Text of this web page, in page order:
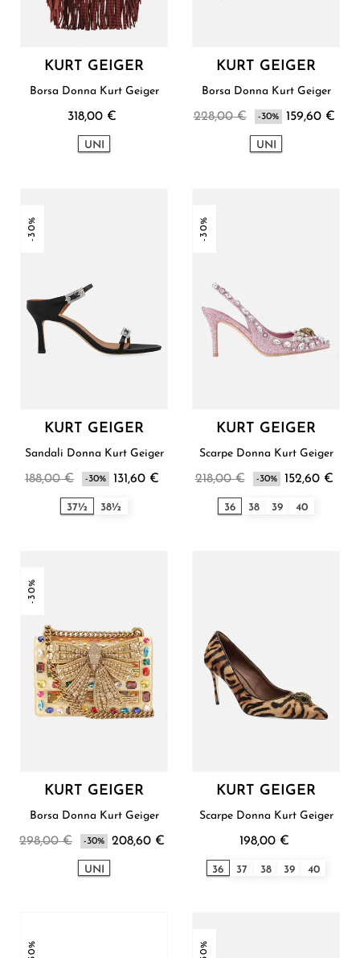
KURT GEIGER
Borsa Donna Kurt Geiger
318,00 €
UNI
KURT GEIGER
Borsa Donna Kurt Geiger
228,00 € -30% 159,60 €
UNI
-30%
KURT GEIGER
Sandali Donna Kurt Geiger
188,00 € -30% 131,60 €
37½ 38½
-30%
KURT GEIGER
Scarpe Donna Kurt Geiger
218,00 € -30% 152,60 €
36 38 39 40
-30%
KURT GEIGER
Borsa Donna Kurt Geiger
298,00 € -30% 208,60 €
UNI
KURT GEIGER
Scarpe Donna Kurt Geiger
198,00 €
36 37 38 39 40
-30% -30%